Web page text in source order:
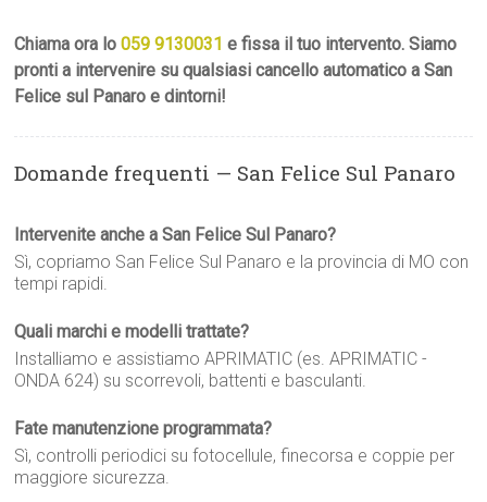
Chiama ora lo059 9130031 e fissa il tuo intervento. Siamo
pronti a intervenire su qualsiasi cancello automatico a San
Felice sul Panaro e dintorni!
Domande frequenti — San Felice Sul Panaro
Intervenite anche a San Felice Sul Panaro?
Sì, copriamo San Felice Sul Panaro e la provincia di MO con
tempi rapidi.
Quali marchi e modelli trattate?
Installiamo e assistiamo APRIMATIC (es. APRIMATIC -
ONDA 624) su scorrevoli, battenti e basculanti.
Fate manutenzione programmata?
Sì, controlli periodici su fotocellule, finecorsa e coppie per
maggiore sicurezza.